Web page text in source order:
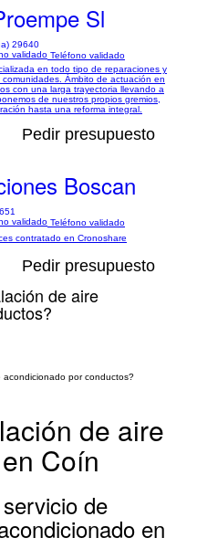
Sl
29640
Teléfono validado
en todo tipo de reparaciones y
Ámbito de actuación en
con una larga trayectoria llevando a
de nuestros propios gremios,
hasta una reforma integral.
Pedir presupuesto
Boscan
Teléfono validado
contratado en Cronoshare
Pedir presupuesto
de aire
de aire
Coín
de
en